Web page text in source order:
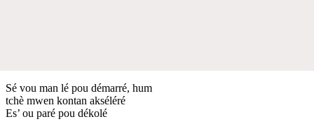
Sé vou man lé pou démarré, hum
tchè mwen kontan akséléré
Es’ ou paré pou dékolé